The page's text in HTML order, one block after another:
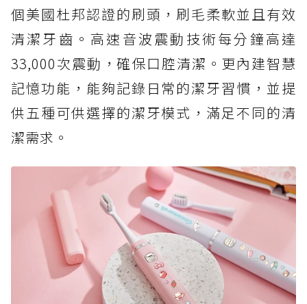
個美國杜邦認證的刷頭，刷毛柔軟並且有效
清潔牙齒。高速音波震動技術每分鐘高達
33,000次震動，確保口腔清潔。更內建智慧
記憶功能，能夠記錄日常的潔牙習慣，並提
供五種可供選擇的潔牙模式，滿足不同的清
潔需求。